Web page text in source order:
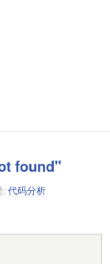
found"
: 代码分析